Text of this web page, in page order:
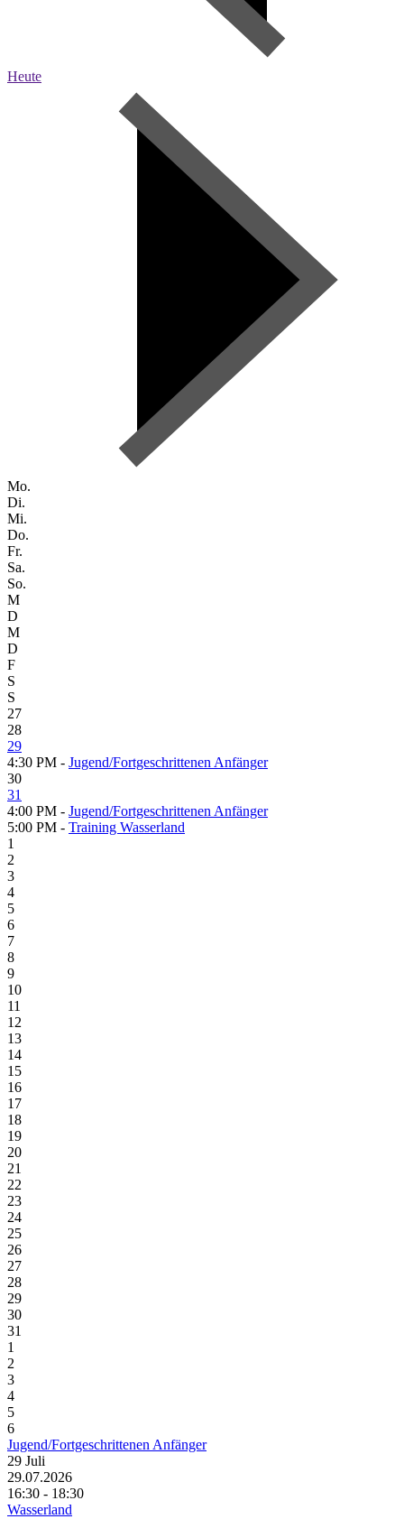
Heute
Mo.
Di.
Mi.
Do.
Fr.
Sa.
So.
M
D
M
D
F
S
S
27
28
29
4:30 PM - Jugend/Fortgeschrittenen Anfänger
30
31
4:00 PM - Jugend/Fortgeschrittenen Anfänger
5:00 PM - Training Wasserland
1
2
3
4
5
6
7
8
9
10
11
12
13
14
15
16
17
18
19
20
21
22
23
24
25
26
27
28
29
30
31
1
2
3
4
5
6
Jugend/Fortgeschrittenen Anfänger
29 Juli
29.07.2026
16:30 - 18:30
Wasserland